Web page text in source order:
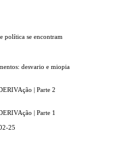
política se encontram
desvario e miopia
| Parte 2
| Parte 1
25